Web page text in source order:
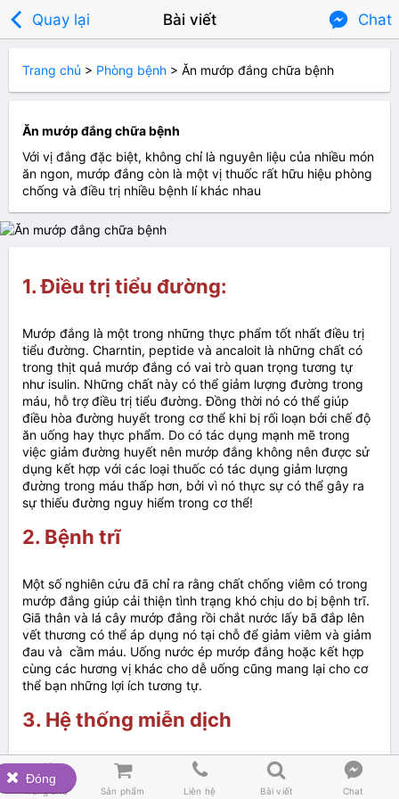
Quay lại Bài viết  Chat
Trang chủ > Phòng bệnh > Ăn mướp đắng chữa bệnh
Ăn mướp đắng chữa bệnh
Với vị đắng đặc biệt, không chỉ là nguyên liệu của nhiều món
ăn ngon, mướp đắng còn là một vị thuốc rất hữu hiệu phòng
chống và điều trị nhiều bệnh lí khác nhau
1. Điều trị tiểu đường:
Mướp đắng là một trong những thực phẩm tốt nhất điều trị
tiểu đường. Charntin, peptide và ancaloit là những chất có
trong thịt quả mướp đắng có vai trò quan trọng tương tự
như isulin. Những chất này có thể giảm lượng đường trong
máu, hỗ trợ điều trị tiểu đường. Đồng thời nó có thể giúp
điều hòa đường huyết trong cơ thể khi bị rối loạn bởi chế độ
ăn uống hay thực phẩm. Do có tác dụng mạnh mẽ trong
việc giảm đường huyết nên mướp đắng không nên được sử
dụng kết hợp với các loại thuốc có tác dụng giảm lượng
đường trong máu thấp hơn, bởi vì nó thực sự có thể gây ra
sự thiếu đường nguy hiểm trong cơ thể!
2. Bệnh trĩ
Một số nghiên cứu đã chỉ ra rằng chất chống viêm có trong
mướp đắng giúp cải thiện tình trạng khó chịu do bị bệnh trĩ.
Giã thân và lá cây mướp đắng rồi chắt nước lấy bã đắp lên
vết thương có thể áp dụng nó tại chỗ để giảm viêm và giảm
đau và cầm máu. Uống nước ép mướp đắng hoặc kết hợp
cùng các hương vị khác cho dễ uống cũng mang lại cho cơ
thể bạn những lợi ích tương tự.
3. Hệ thống miễn dịch
Trong mướp đắng có rất nhiều chất chống oxi hóa tạo thành
một tấm bảo vệ vững chắc cho cơ thể phòng các bệnh tật.

Trang chủ

Sản phẩm

Liên hệ

Bài viết

Chat
 Đóng